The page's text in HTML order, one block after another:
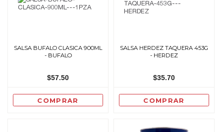
SALSA BUFALO CLASICA 900ML
- BUFALO
$57.50
COMPRAR
SALSA HERDEZ TAQUERA 453G
- HERDEZ
$35.70
COMPRAR